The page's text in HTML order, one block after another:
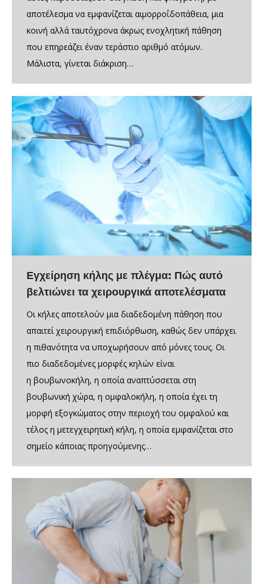
αποτέλεσμα να εμφανίζεται αιμορροΐδοπάθεια, μια
κοινή αλλά ταυτόχρονα άκρως ενοχλητική πάθηση
που επηρεάζει έναν τεράστιο αριθμό ατόμων.
Μάλιστα, γίνεται διάκριση…
Εγχείρηση κήλης με πλέγμα: Πώς αυτό
βελτιώνει τα χειρουργικά αποτελέσματα
Οι κήλες αποτελούν μια διαδεδομένη πάθηση που
απαιτεί χειρουργική επιδιόρθωση, καθώς δεν υπάρχει
η πιθανότητα να υποχωρήσουν από μόνες τους. Οι
πιο διαδεδομένες μορφές κηλών είναι
η βουβωνοκήλη, η οποία αναπτύσσεται στη
βουβωνική χώρα, η ομφαλοκήλη, η οποία έχει τη
μορφή εξογκώματος στην περιοχή του ομφαλού και
τέλος η μετεγχειρητική κήλη, η οποία εμφανίζεται στο
σημείο κάποιας προηγούμενης…